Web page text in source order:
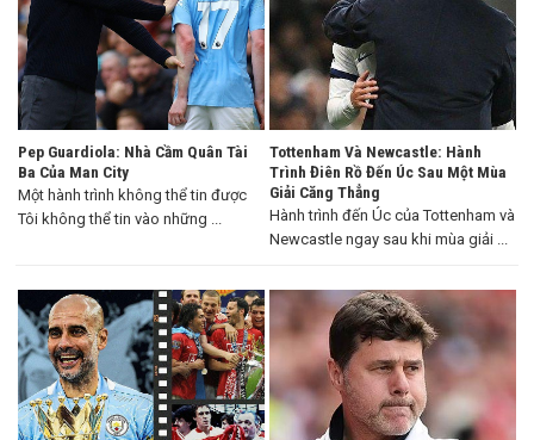
Pep Guardiola: Nhà Cầm Quân Tài
Ba Của Man City
Một hành trình không thể tin được
Tôi không thể tin vào những ...
Tottenham Và Newcastle: Hành
Trình Điên Rồ Đến Úc Sau Một Mùa
Giải Căng Thẳng
Hành trình đến Úc của Tottenham và
Newcastle ngay sau khi mùa giải ...